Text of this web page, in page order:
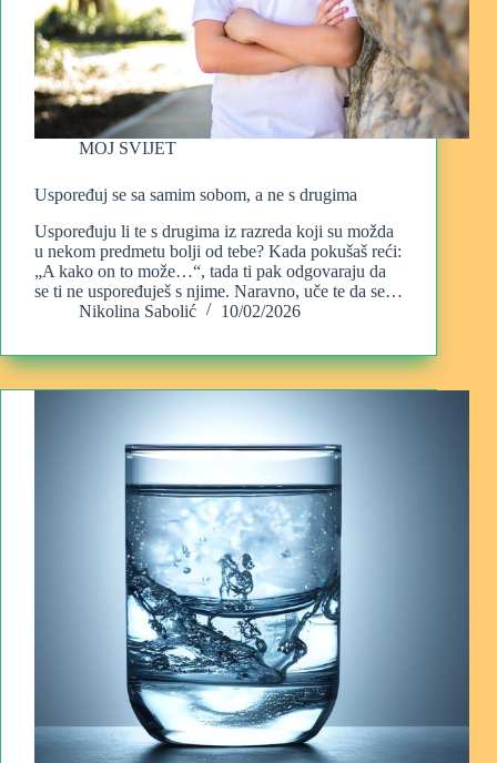
MOJ SVIJET
Uspoređuj se sa samim sobom, a ne s drugima
Uspoređuju li te s drugima iz razreda koji su možda
u nekom predmetu bolji od tebe? Kada pokušaš reći:
„A kako on to može…“, tada ti pak odgovaraju da
se ti ne uspoređuješ s njime. Naravno, uče te da se…
Nikolina Sabolić
10/02/2026